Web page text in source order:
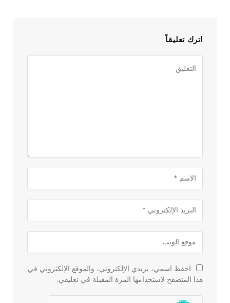
اترك تعليقاً
احفظ اسمي، بريدي الإلكتروني، والموقع الإلكتروني في
هذا المتصفح لاستخدامها المرة المقبلة في تعليقي.